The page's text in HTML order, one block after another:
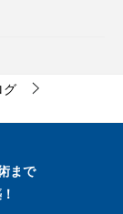
グ
まで